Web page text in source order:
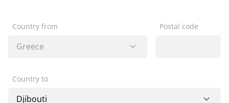
Country from Postal code
Country to